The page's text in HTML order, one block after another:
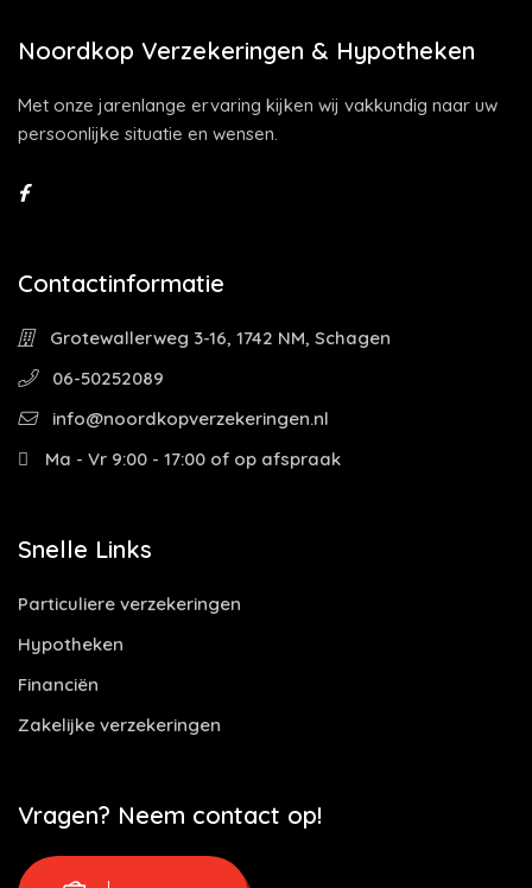
Noordkop Verzekeringen & Hypotheken
Met onze jarenlange ervaring kijken wij vakkundig naar uw
persoonlijke situatie en wensen.
Contactinformatie
Grotewallerweg 3-16, 1742 NM, Schagen
06-50252089
info@noordkopverzekeringen.nl
Ma - Vr 9:00 - 17:00 of op afspraak
Snelle Links
Particuliere verzekeringen
Hypotheken
Financiën
Zakelijke verzekeringen
Vragen? Neem contact op!